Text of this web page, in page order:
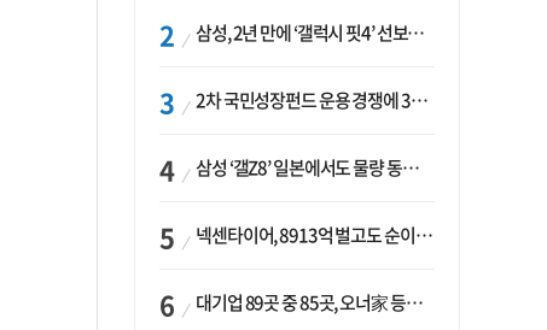
삼성, 2년 만에 ‘갤럭시 핏4’ 선보이나…웨어러블 생태계 확장 ‘시동’
2차 국민성장펀드 운용 경쟁에 33개사 몰렸다…신한·하나 등 새 얼굴 대거 합류
삼성 ‘갤Z8’ 일본에서도 물량 동났다…애플 참전 앞두고 선두 수성 ‘시험대’
넥센타이어, 8913억 벌고도 순이익 2억…유럽 세부담에 이익 증발
대기업 89곳 중 85곳, 오너家 등기임원 겸직…BS 46곳·SM 45곳 ‘족벌경영’ 고착화